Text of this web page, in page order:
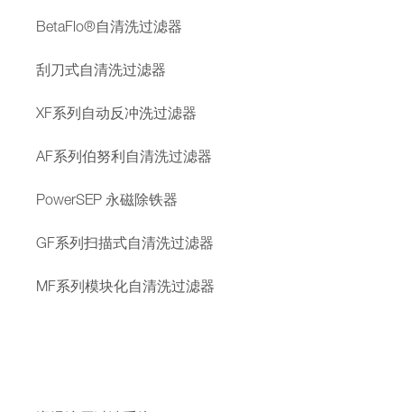
BetaFlo®自清洗过滤器
刮刀式自清洗过滤器
XF系列自动反冲洗过滤器
AF系列伯努利自清洗过滤器
PowerSEP 永磁除铁器
GF系列扫描式自清洗过滤器
MF系列模块化自清洗过滤器